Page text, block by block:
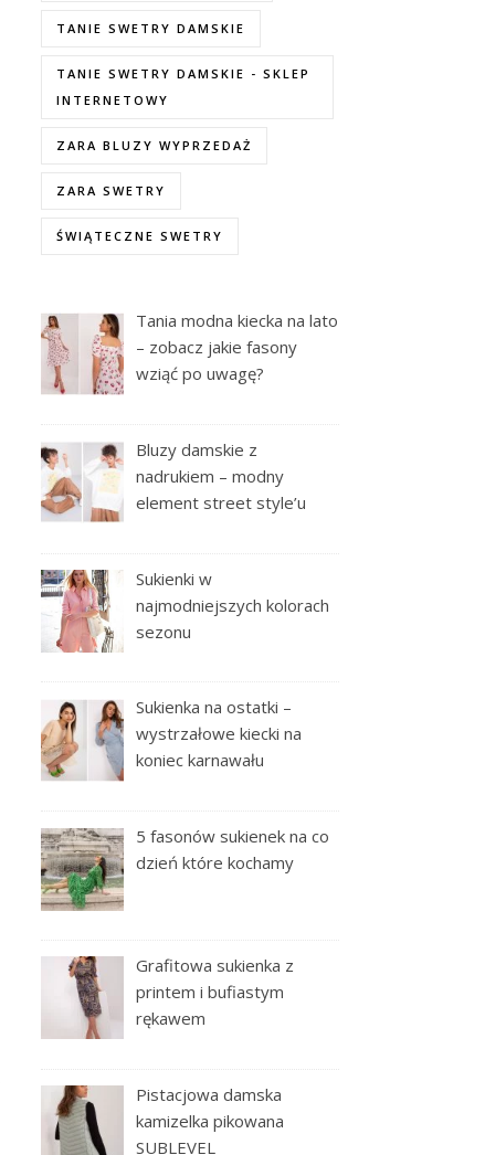
TANIE SWETRY DAMSKIE
TANIE SWETRY DAMSKIE - SKLEP
INTERNETOWY
ZARA BLUZY WYPRZEDAŻ
ZARA SWETRY
ŚWIĄTECZNE SWETRY
Tania modna kiecka na lato
– zobacz jakie fasony
wziąć po uwagę?
Bluzy damskie z
nadrukiem – modny
element street style’u
Sukienki w
najmodniejszych kolorach
sezonu
Sukienka na ostatki –
wystrzałowe kiecki na
koniec karnawału
5 fasonów sukienek na co
dzień które kochamy
Grafitowa sukienka z
printem i bufiastym
rękawem
Pistacjowa damska
kamizelka pikowana
SUBLEVEL